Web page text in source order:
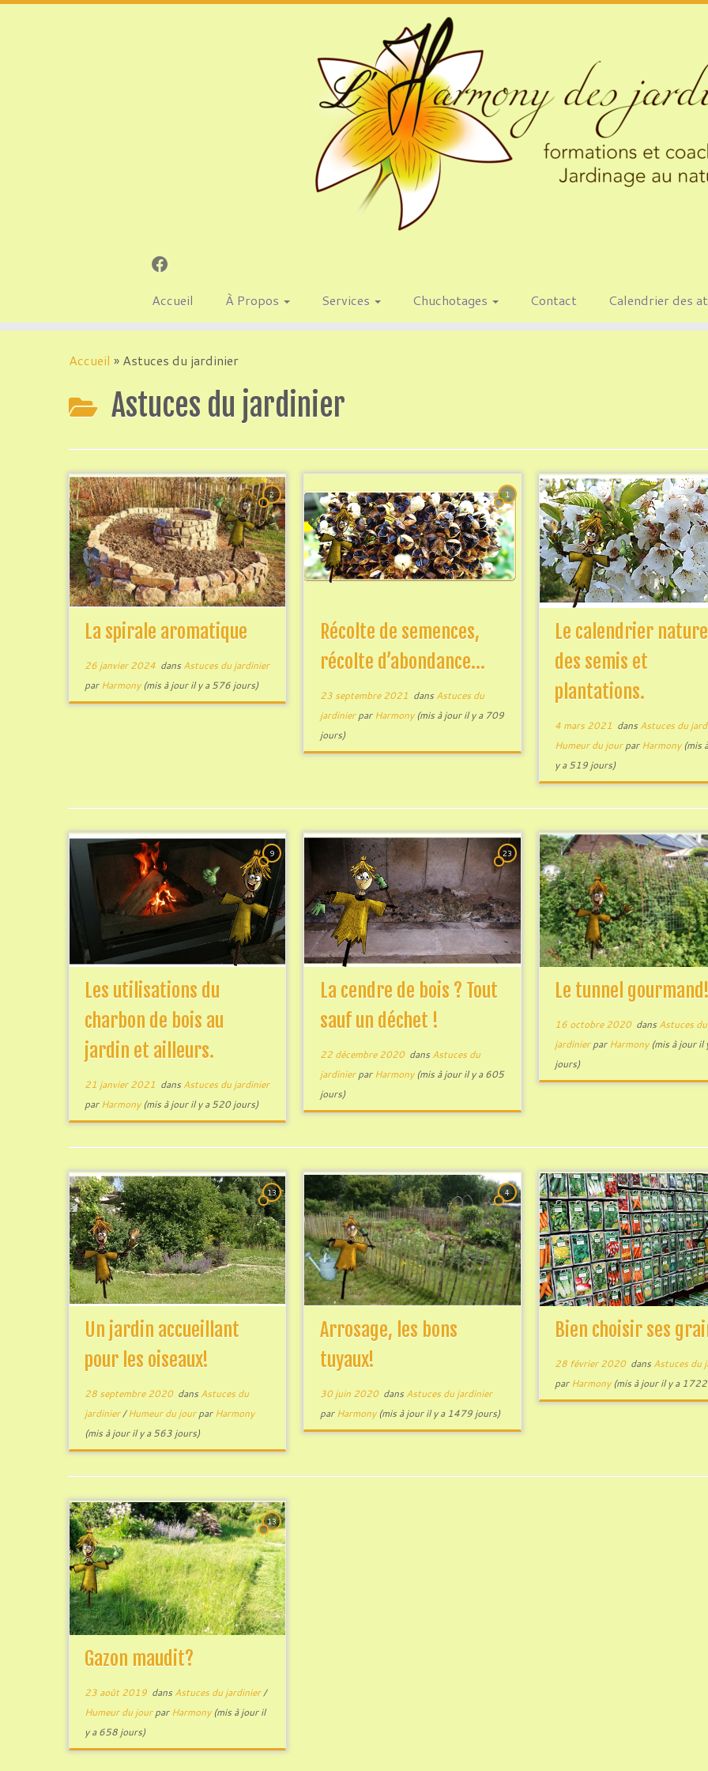
Accueil À Propos Services Chuchotages Contact Calendrier des
Accueil » Astuces du jardinier
Astuces du jardinier
2
La spirale aromatique
26 janvier 2024 dans Astuces du jardinier
parHarmony(mis à jour il y a 576 jours)
1
Récolte de semences,
récolte d’abondance…
23 septembre 2021 dans Astuces du
jardinierparHarmony(mis à jour il y a 709
jours)
Le calendrier
des semis et
plantations.
4 mars 2021 dans Astuces du
Humeur du jourparHarmony(mis
y a 519 jours)
9
Les utilisations du
charbon de bois au
jardin et ailleurs.
21 janvier 2021 dans Astuces du jardinier
parHarmony(mis à jour il y a 520 jours)
23
La cendre de bois ? Tout
sauf un déchet !
22 décembre 2020dans Astuces du
jardinierparHarmony(mis à jour il y a 605
jours)
Le tunnel
16 octobre 2020dans Astuces du
jardinierparHarmony(mis à jour il
jours)
13
Un jardin accueillant
pour les oiseaux!
28 septembre 2020dans Astuces du
jardinier/Humeur du jourparHarmony
(mis à jour il y a 563 jours)
4
Arrosage, les bons
tuyaux!
30 juin 2020dans Astuces du jardinier
parHarmony(mis à jour il y a 1479 jours)
Bien choisir ses
28 février 2020dans Astuces du
parHarmony(mis à jour il y a
13
Gazon maudit?
23 août 2019 dans Astuces du jardinier/
Humeur du jourparHarmony(mis à jour il
y a 658 jours)